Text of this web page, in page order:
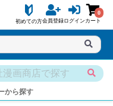
初めての方会員登録ログイン
0
カート
から探す